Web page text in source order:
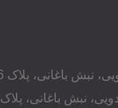
پلاک 16، واحد 17
باغانی، پلاک 16، واحد 20